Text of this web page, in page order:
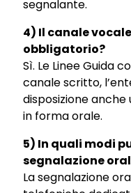
segnalante.
4) Il canale
obbligatorio?
Sì. Le Linee Guida
canale scritto,
disposizione
in forma orale.
5) In quali modi
segnalazione
La segnalazione